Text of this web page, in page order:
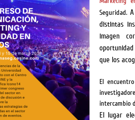
Seguridad.
distintas
imagen
que los
El
intercambio
El lugar